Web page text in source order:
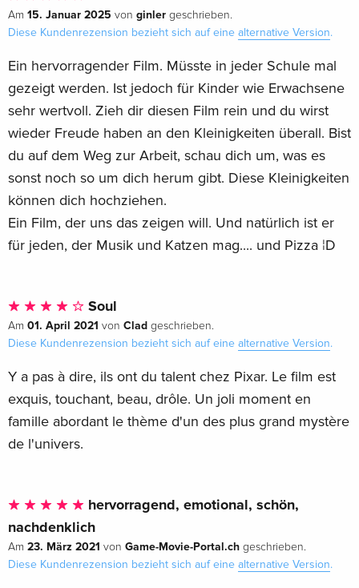
Am 15. Januar 2025 von ginler geschrieben.
Diese Kundenrezension bezieht sich auf eine alternative Version.
Ein hervorragender Film. Müsste in jeder Schule mal
gezeigt werden. Ist jedoch für Kinder wie Erwachsene
sehr wertvoll. Zieh dir diesen Film rein und du wirst
wieder Freude haben an den Kleinigkeiten überall. Bist
du auf dem Weg zur Arbeit, schau dich um, was es
sonst noch so um dich herum gibt. Diese Kleinigkeiten
können dich hochziehen.
Ein Film, der uns das zeigen will. Und natürlich ist er
für jeden, der Musik und Katzen mag.... und Pizza ¦D
Soul
Am 01. April 2021 von Clad geschrieben.
Diese Kundenrezension bezieht sich auf eine alternative Version.
Y a pas à dire, ils ont du talent chez Pixar. Le film est
exquis, touchant, beau, drôle. Un joli moment en
famille abordant le thème d'un des plus grand mystère
de l'univers.
hervorragend, emotional, schön,
nachdenklich
Am 23. März 2021 von Game-Movie-Portal.ch geschrieben.
Diese Kundenrezension bezieht sich auf eine alternative Version.